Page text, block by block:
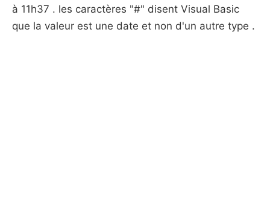
à 11h37 . les caractères "#" disent Visual Basic
que la valeur est une date et non d'un autre type .